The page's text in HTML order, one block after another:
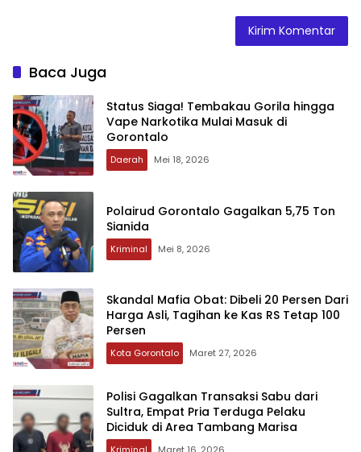
Baca Juga
‎Status Siaga! Tembakau Gorila hingga
Vape Narkotika Mulai Masuk di
Gorontalo
Daerah Mei 18, 2026
Polairud Gorontalo Gagalkan 5,75 Ton
Sianida
Kriminal Mei 8, 2026
‎Skandal Mafia Obat: Dibeli 20 Persen Dari
Harga Asli, Tagihan ke Kas RS Tetap 100
Persen
Kota Gorontalo Maret 27, 2026
Polisi Gagalkan Transaksi Sabu dari
Sultra‎‎, Empat Pria Terduga Pelaku
Diciduk di Area Tambang Marisa